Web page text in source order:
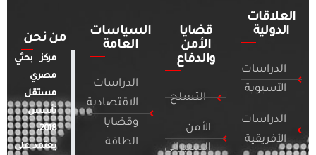
العلاقات
الدولية
الدراسات
الآسيوية
الدراسات
الأفريقية
قضايا
الأمن
والدفاع
التسلح
الأمن
السيبراني
السياسات
العامة
الدراسات
الاقتصادية
وقضايا
الطاقة
من نحن
مركز بحثي
مصري
مستقل
تأسس
2018.
يعتمد على